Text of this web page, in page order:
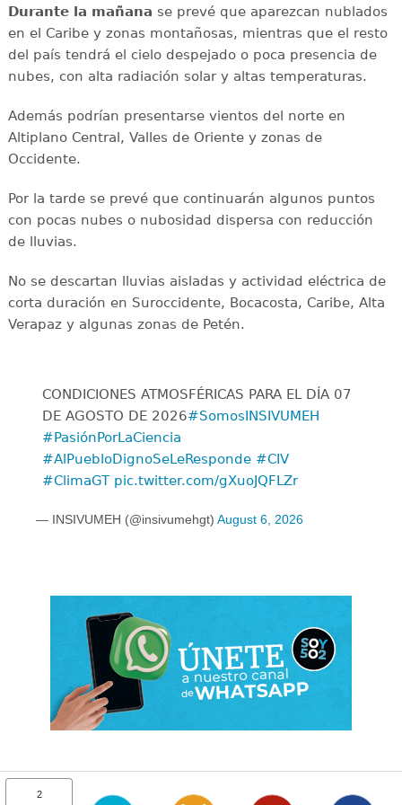
Durante la mañana se prevé que aparezcan nublados
en el Caribe y zonas montañosas, mientras que el resto
del país tendrá el cielo despejado o poca presencia de
nubes, con alta radiación solar y altas temperaturas.
Además podrían presentarse vientos del norte en
Altiplano Central, Valles de Oriente y zonas de
Occidente.
Por la tarde se prevé que continuarán algunos puntos
con pocas nubes o nubosidad dispersa con reducción
de lluvias.
No se descartan lluvias aisladas y actividad eléctrica de
corta duración en Suroccidente, Bocacosta, Caribe, Alta
Verapaz y algunas zonas de Petén.
CONDICIONES ATMOSFÉRICAS PARA EL DÍA 07
DE AGOSTO DE 2026#SomosINSIVUMEH
#PasiónPorLaCiencia
#AlPuebloDignoSeLeResponde #CIV
#ClimaGT pic.twitter.com/gXuoJQFLZr
— INSIVUMEH (@insivumehgt) August 6, 2026
2